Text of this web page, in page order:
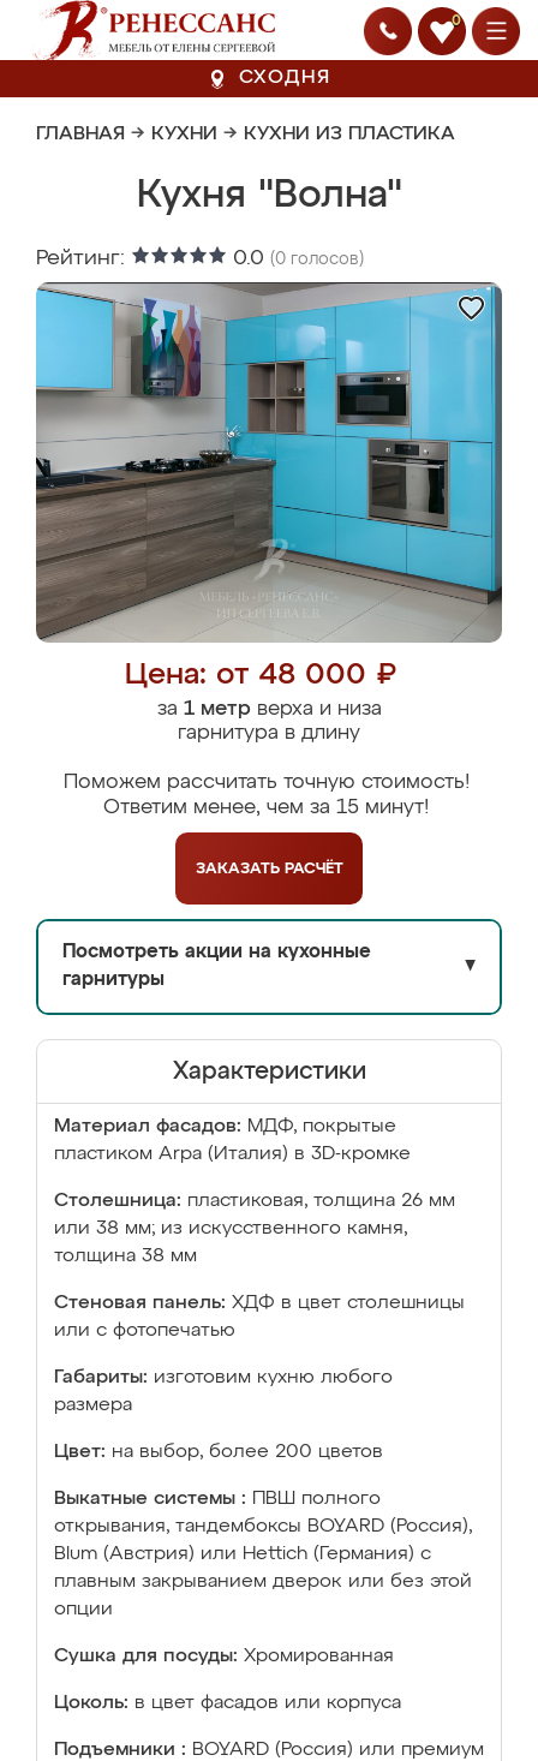
0
СХОДНЯ
ГЛАВНАЯ → КУХНИ → КУХНИ ИЗ ПЛАСТИКА
Кухня "Волна"
Рейтинг: 0.0 (0 голосов)
Цена: от 48 000 ₽
за 1 метрверха и низа
гарнитура в длину
Поможем рассчитать точную стоимость!
Ответим менее, чем за 15 минут!
ЗАКАЗАТЬ РАСЧЁТ
Посмотреть акции на кухонные
гарнитуры
▼
Характеристики
Материал фасадов: МДФ, покрытые
пластиком Arpa (Италия) в 3D-кромке
Столешница: пластиковая, толщина 26 мм
или 38 мм; из искусственного камня,
толщина 38 мм
Стеновая панель: ХДФ в цвет столешницы
или с фотопечатью
Габариты: изготовим кухню любого
размера
Цвет: на выбор, более 200 цветов
Выкатные системы :
ПВШ полного
открывания, тандембоксы BOYARD (Россия),
Blum (Австрия) или Hettich (Германия) с
плавным закрыванием дверок или без этой
опции
Сушка для посуды: Хромированная
Цоколь: в цвет фасадов или корпуса
Подъемники : BOYARD (Россия) или премиум